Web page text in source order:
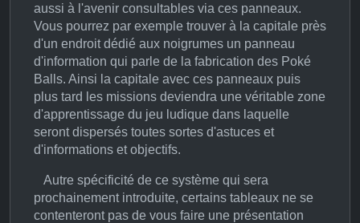
aussi à l'avenir consultables via ces panneaux.
Vous pourrez par exemple trouver à la capitale près
d'un endroit dédié aux noigrumes un panneau
d'information qui parle de la fabrication des Poké
Balls. Ainsi la capitale avec ces panneaux puis
plus tard les missions deviendra une véritable zone
d'apprentissage du jeu ludique dans laquelle
seront dispersés toutes sortes d'astuces et
d'informations et objectifs.
Autre spécificité de ce système qui sera
prochainement introduite, certains tableaux ne se
contenteront pas de vous faire une présentation